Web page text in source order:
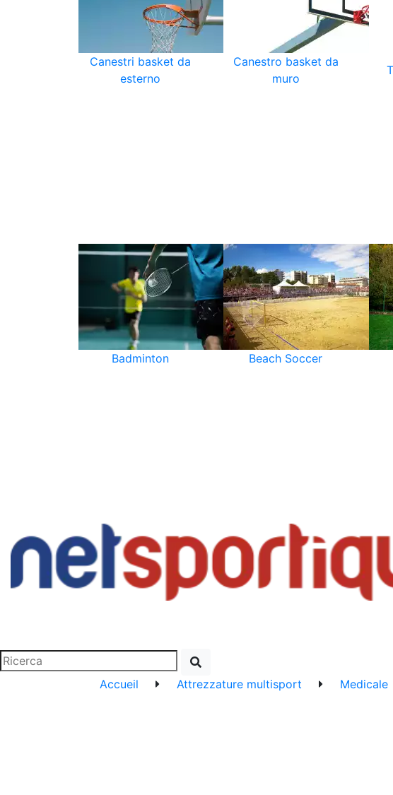
Canestri basket da
esterno
Canestro basket da
muro
Badminton Beach Soccer
Accueil Attrezzature multisport Medicale